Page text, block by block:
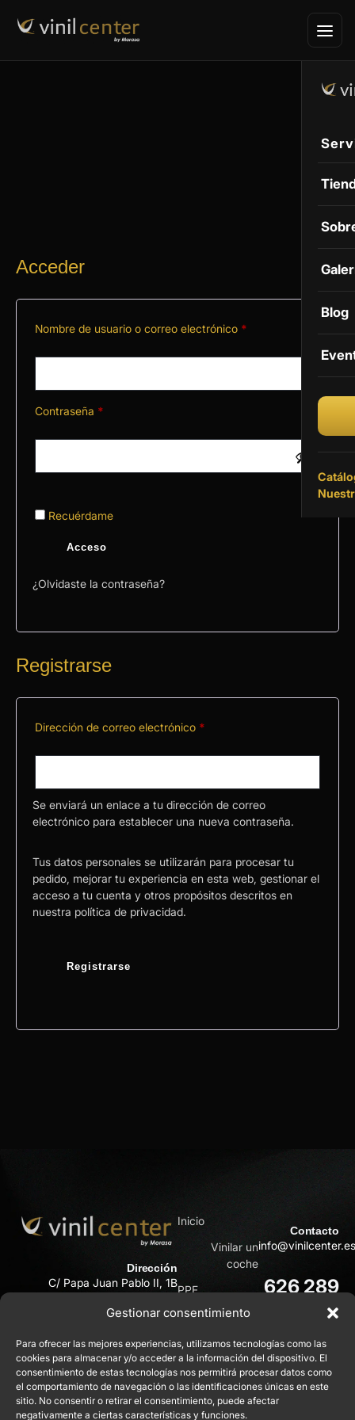
Gestionar consentimiento
Para ofrecer las mejores experiencias, utilizamos tecnologías como las
cookies para almacenar y/o acceder a la información del dispositivo. El
consentimiento de estas tecnologías nos permitirá procesar datos como
el comportamiento de navegación o las identificaciones únicas en este
sitio. No consentir o retirar el consentimiento, puede afectar
negativamente a ciertas características y funciones.
Blog
Acceder
Nombre de usuario o correo electrónico *
Contraseña *
Recuérdame
Acceso
¿Olvidaste la contraseña?
Registrarse
Dirección de correo electrónico *
Se enviará un enlace a tu dirección de correo
electrónico para establecer una nueva contraseña.
Tus datos personales se utilizarán para procesar tu
pedido, mejorar tu experiencia en esta web, gestionar el
acceso a tu cuenta y otros propósitos descritos en
nuestra política de privacidad.
Registrarse
Dirección
C/ Papa Juan Pablo II, 1B
(Murcia)
Inicio
Vinilar un
coche
PPF
Tienda
Sobre nosotros
Galería de
trabajos
Blog
Contacto
info@vinilcenter.es
626 289
714
609 901
365